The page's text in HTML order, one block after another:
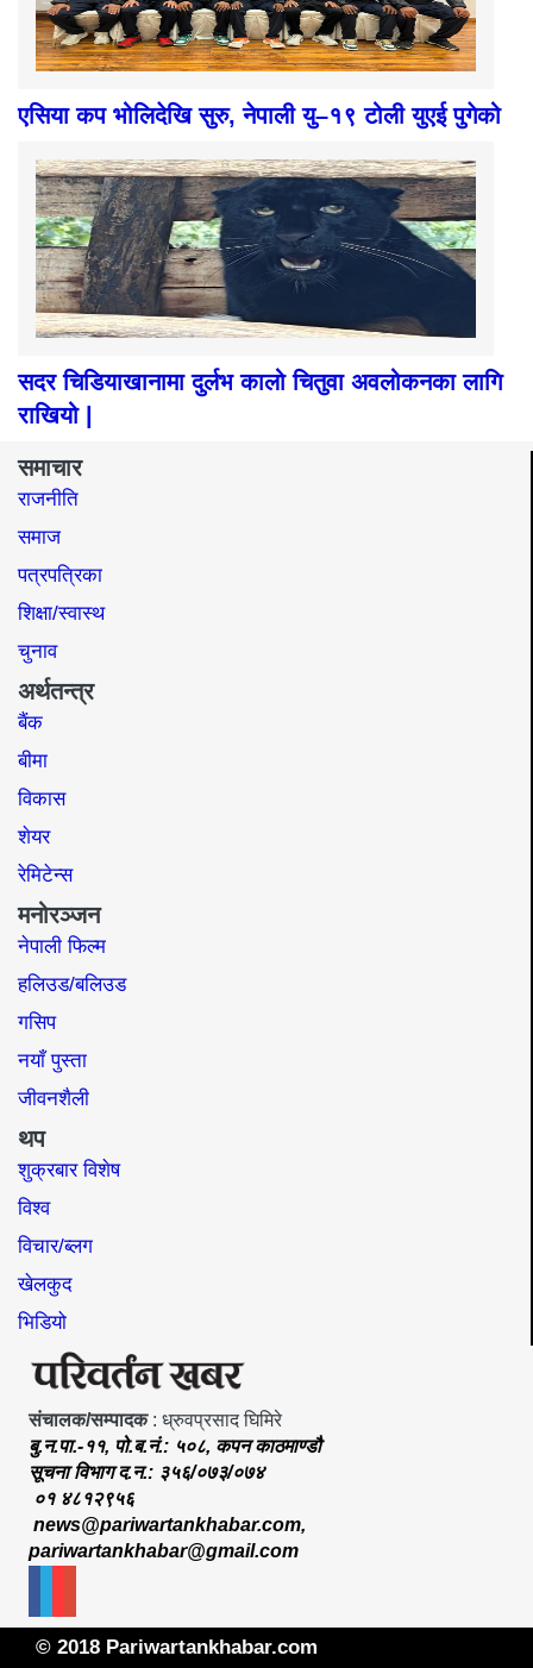
एसिया कप भोलिदेखि सुरु, नेपाली यु–१९ टोली युएई पुगेको
सदर चिडियाखानामा दुर्लभ कालो चितुवा अवलोकनका लागि
राखियो |
समाचार
राजनीति
समाज​
पत्रपत्रिका
शिक्षा/स्वास्थ
चुनाव
अर्थतन्त्र
बैंक
बीमा
विकास
शेयर
रेमिटेन्स
मनोरञ्जन
नेपाली फिल्म
हलिउड/बलिउड
गसिप
नयाँ पुस्ता
जीवनशैली
थप
शुक्रबार विशेष
विश्व
विचार/ब्लग
खेलकुद
भिडियो
संचालक/सम्पादक: ध्रुवप्रसाद घिमिरे
बु.न.पा.-११, पो.ब.नं.: ५०८, कपन काठमाण्डौ
सूचना विभाग द.न.: ३५६/०७३/०७४
०१ ४८१२९५६
news@pariwartankhabar.com,
pariwartankhabar@gmail.com
© 2018 Pariwartankhabar.com